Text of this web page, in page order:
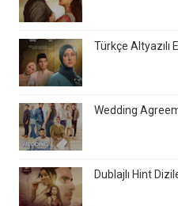
Türkçe Altyazılı
Wedding
Dublajlı Hint